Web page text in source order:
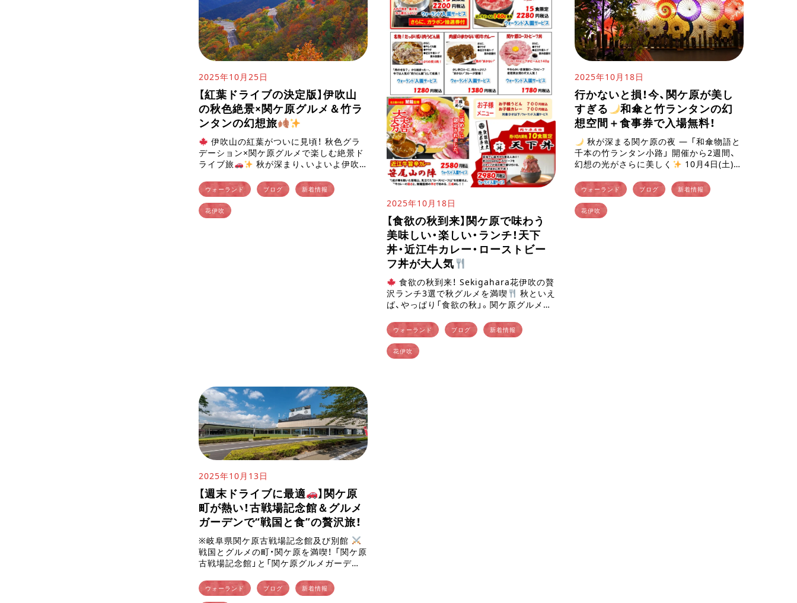
2025年10月25日
【紅葉ドライブの決定版】伊吹山
の秋色絶景×関ケ原グルメ＆竹ラ
ンタンの幻想旅
伊吹山の紅葉がついに見頃！ 秋色グラ
デーション×関ケ原グルメで楽しむ絶景ド
ライブ旅
秋が深まり、いよいよ伊吹
差によって少しずつ色 […]
ウォーランド ブログ 新着情報
花伊吹
2025年10月18日
【食欲の秋到来】関ケ原で味わう
美味しい・楽しい・ランチ！天下
丼・近江牛カレー・ローストビー
フ丼が大人気
食欲の秋到来！ Sekigahara花伊吹の贅
沢ランチ3選で秋グルメを満喫
秋といえ
ば、やっぱり「食欲の秋」。関ケ原グルメガ
節にぴった […]
ウォーランド ブログ 新着情報
花伊吹
2025年10月18日
行かないと損！今、関ケ原が美し
すぎる
和傘と竹ランタンの幻
想空間＋食事券で入場無料！
秋が深まる関ケ原の夜 ― 「和傘物語と
千本の竹ランタン小路」 開催から2週間、
幻想の光がさらに美しく
10月4日(土)か
タン小路」。開催から2週 […]
ウォーランド ブログ 新着情報
花伊吹
2025年10月13日
【週末ドライブに最適
】関ケ原
町が熱い！古戦場記念館＆グルメ
ガーデンで“戦国と食”の贅沢旅！
※岐阜県関ケ原古戦場記念館及び別館
戦国とグルメの町・関ケ原を満喫！ 「関ケ原
古戦場記念館」と「関ケ原グルメガーデン」
気観光スポット、関ケ原古戦場 […]
ウォーランド ブログ 新着情報